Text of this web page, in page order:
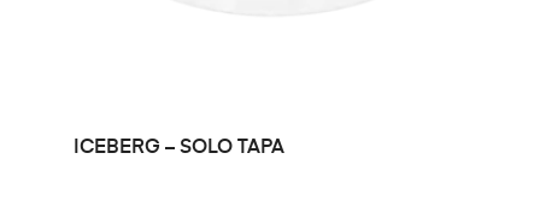
LEER MÁS
ICEBERG – SOLO TAPA